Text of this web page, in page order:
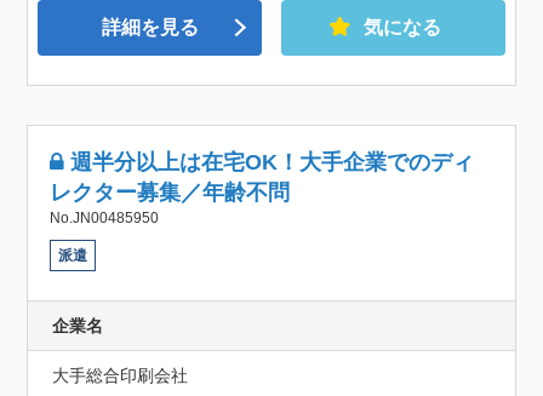
詳細を見る 気になる
週半分以上は在宅OK！大手企業でのディ
レクター募集／年齢不問
No.JN00485950
派遣
企業名
大手総合印刷会社